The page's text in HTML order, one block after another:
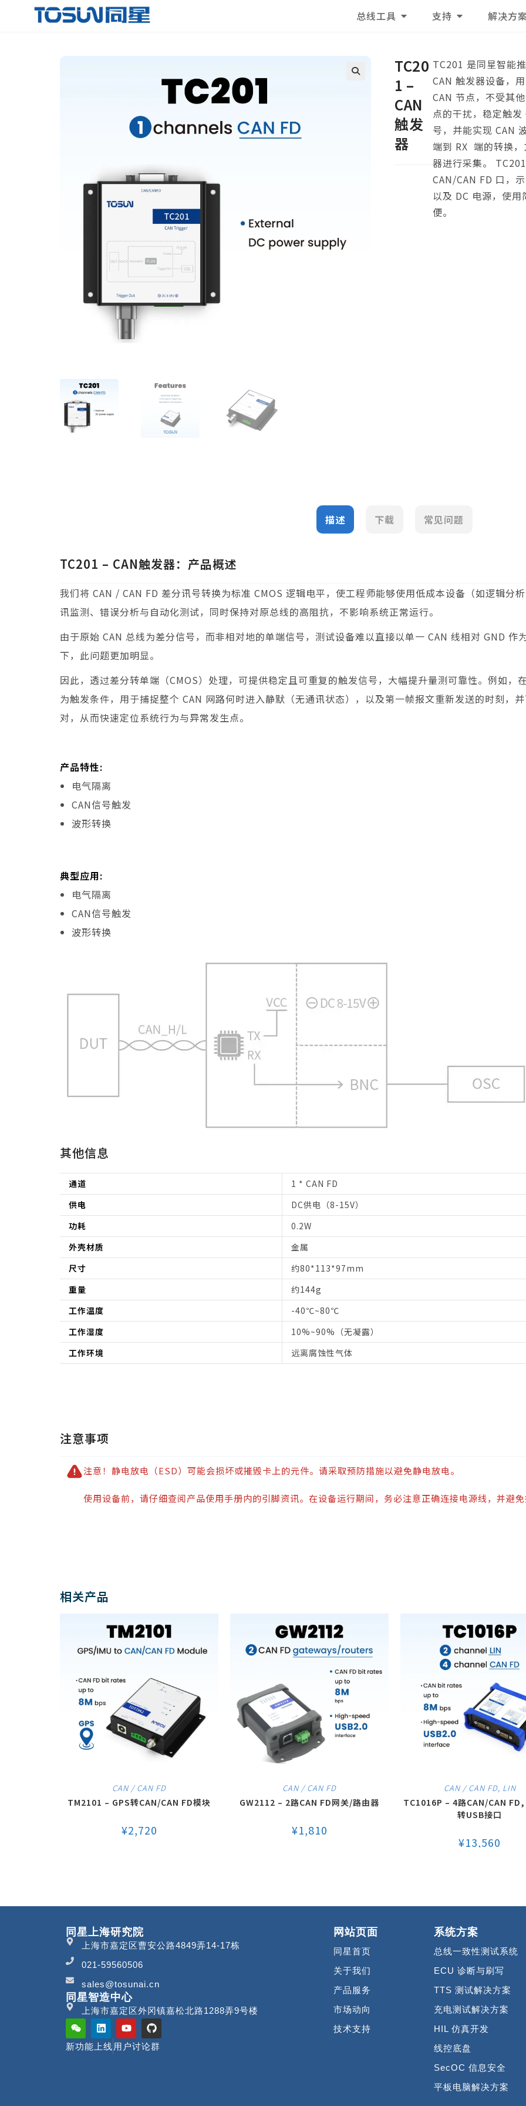
总线工具 支持 解决方
TC20
1 –
CAN
触发
器
TC201 是同星智能
CAN 触发器设备，
CAN 节点，不受其
点的干扰，稳定触发
号，并能实现 CAN
端到 RX 端的转换
器进行采集。
CAN/CAN FD 口，
以及 DC 电源，使用
便。
描述 下载 常见问题
TC201 – CAN触发器：产品概述
我们将 CAN / CAN FD 差分讯号转换为标准 CMOS 逻辑电平，使工程师能够使用低成本设备（如逻辑分
讯监测、错误分析与自动化测试，同时保持对原总线的高阻抗，不影响系统正常运行。
由于原始 CAN 总线为差分信号，而非相对地的单端信号，测试设备难以直接以单一 CAN 线相对 GND
下，此问题更加明显。
因此，透过差分转单端（CMOS）处理，可提供稳定且可重复的触发信号，大幅提升量测可靠性。例如，
为触发条件，用于捕捉整个 CAN 网路何时进入静默（无通讯状态），以及第一帧报文重新发送的时刻，
对，从而快速定位系统行为与异常发生点。
产品特性:
电气隔离
CAN信号触发
波形转换
典型应用:
电气隔离
CAN信号触发
波形转换
其他信息
通道
1 * CAN FD
供电
DC供电（8-15V）
功耗
0.2W
外壳材质
金属
尺寸
约80*113*97mm
重量
约144g
工作温度
-40℃~80℃
工作湿度
10%~90%（无凝露）
工作环境
远离腐蚀性气体
注意事项
注意！静电放电（ESD）可能会损坏或摧毁卡上的元件。请采取预防措施以避免静电放电。
使用设备前，请仔细查阅产品使用手册内的引脚资讯。在设备运行期间，务必注意正确连接电源线，并避
相关产品
CAN / CAN FD
TM2101 – GPS转CAN/CAN FD模块
¥2,720
CAN / CAN FD
GW2112 – 2路CAN FD网关/路由器
¥1,810
CAN / CAN FD, LIN
TC1016P – 4路CAN/CAN
转USB接口
¥13,560
同星上海研究院
上海市嘉定区曹安公路4849弄14-17栋
021-59560506
sales@tosunai.cn
同星智造中心
上海市嘉定区外冈镇嘉松北路1288弄9号楼
新功能上线 用户讨论群
网站页面
同星首页
关于我们
产品服务
市场动向
技术支持
系统方案
总线一致性测试系统
ECU 诊断与刷写
TTS 测试解决方案
充电测试解决方案
HIL 仿真开发
线控底盘
SecOC 信息安全
平板电脑解决方案